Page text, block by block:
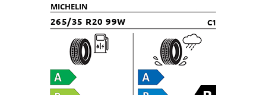
MICHELIN
265/35 R20 99W C1